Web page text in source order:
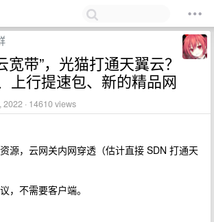
宽带”，光猫打通天翼云？
上行提速包、新的精品网
2022 · 14610 views
源，云网关内网穿透（估计直接 SDN 打通天
，不需要客户端。